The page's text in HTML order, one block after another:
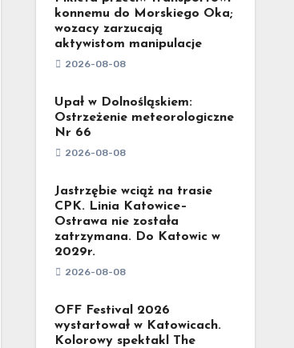
konnemu do Morskiego Oka;
wozacy zarzucają
aktywistom manipulacje
2026-08-08
Upał w Dolnośląskiem:
Ostrzeżenie meteorologiczne
Nr 66
2026-08-08
Jastrzębie wciąż na trasie
CPK. Linia Katowice–
Ostrawa nie została
zatrzymana. Do Katowic w
2029r.
2026-08-08
OFF Festival 2026
wystartował w Katowicach.
Kolorowy spektakl The